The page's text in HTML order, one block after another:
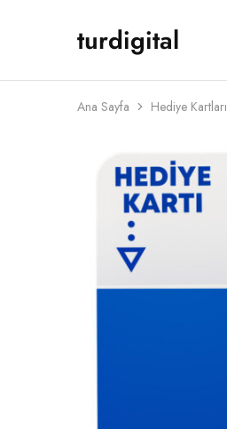
turdigital
TURDIGITAL
Dijital
&
Oyun
Kartları
Ana Sayfa Hediye Kartları